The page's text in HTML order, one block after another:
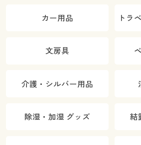
カー用品 トラ
文房具
介護・シルバー用品
除湿・加湿 グッズ 結